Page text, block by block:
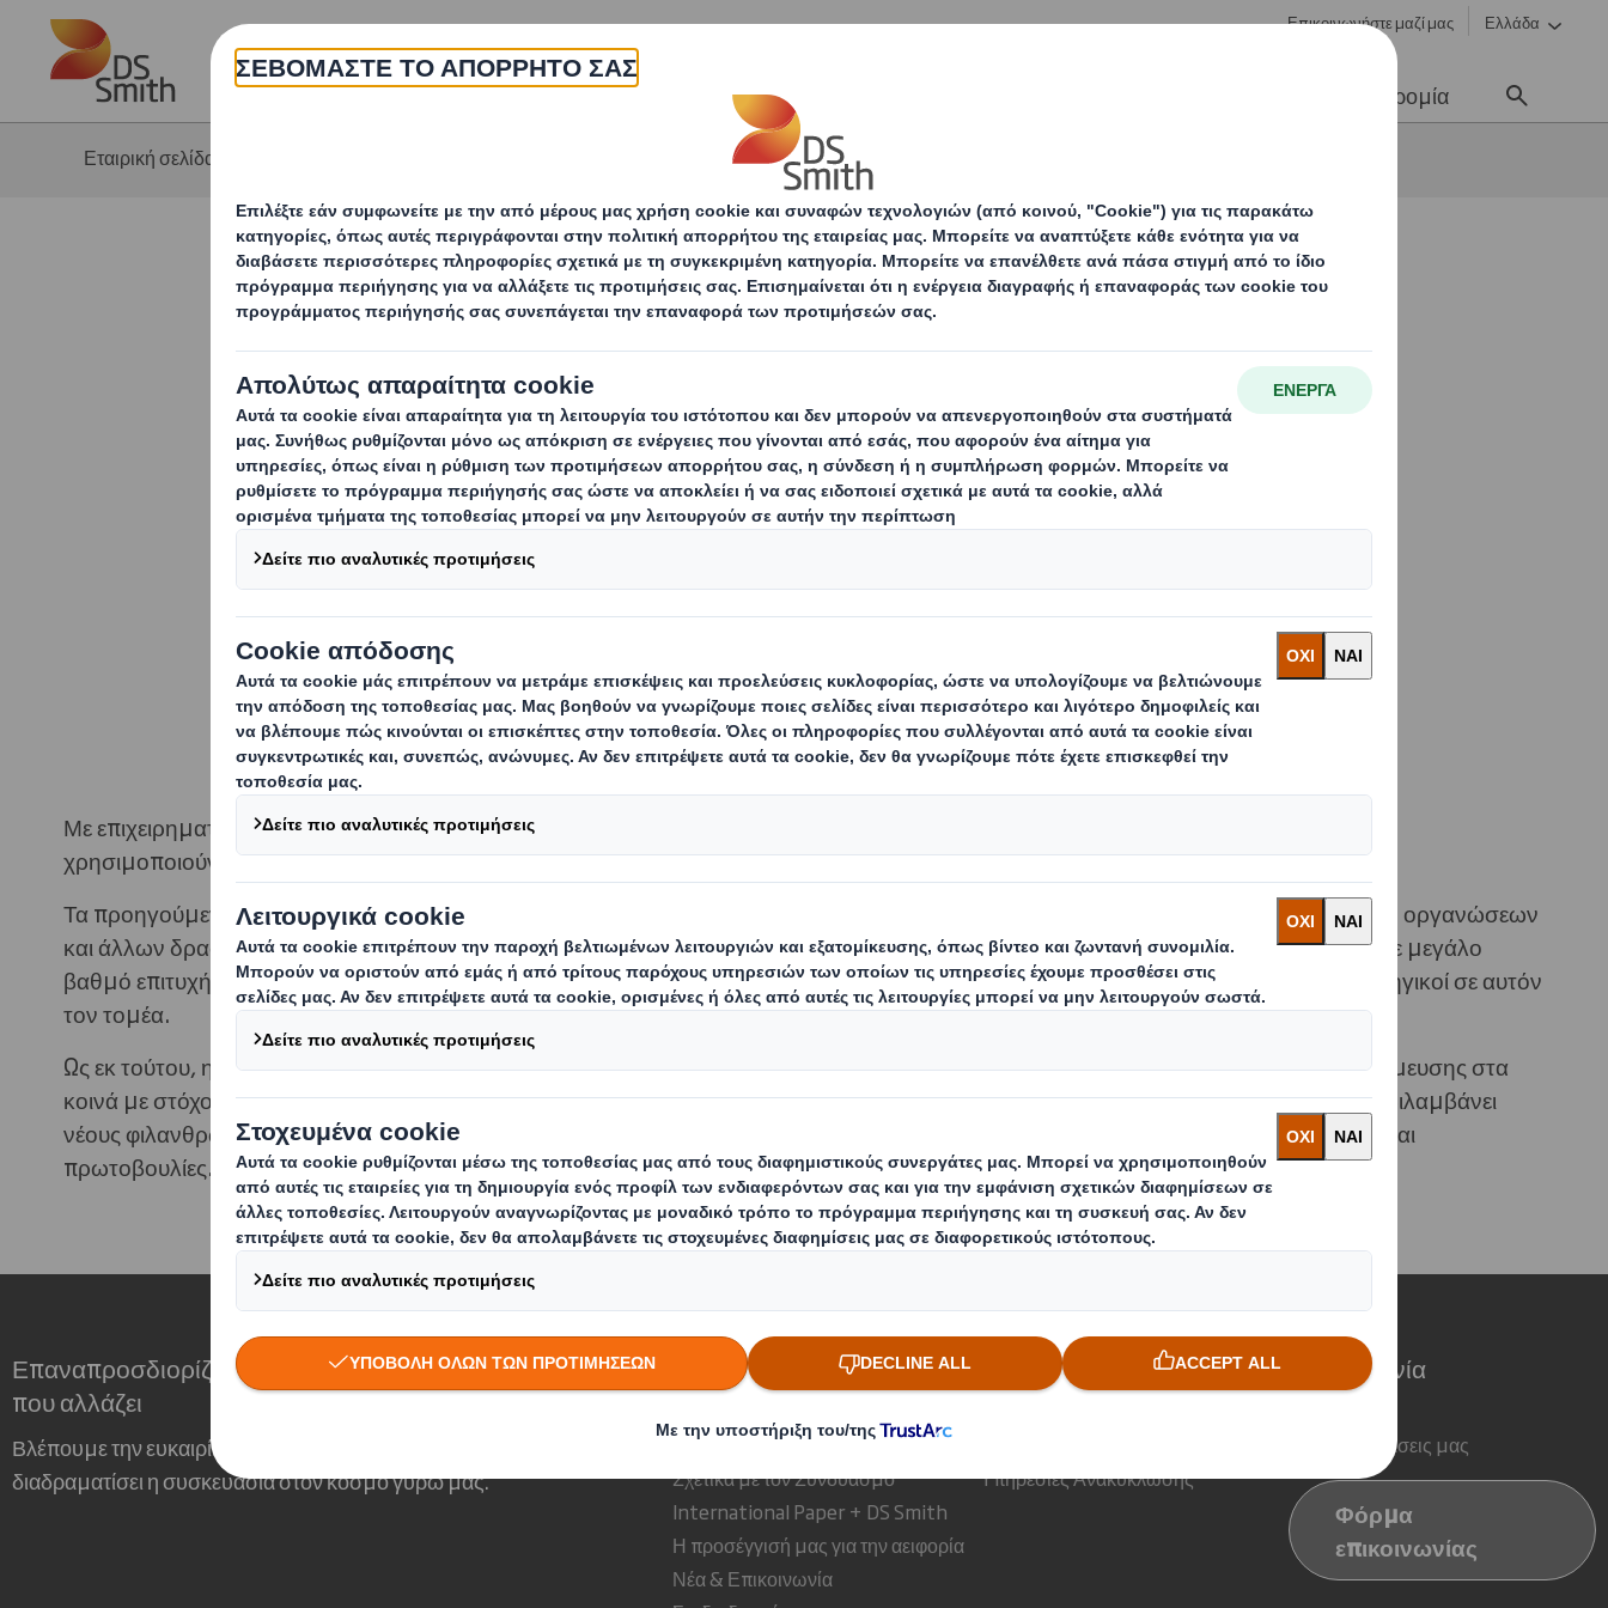
Skip to main content Επικοινωνήστε μαζί μας Ελλάδα
Η εταιρεία Προϊόντα & υπηρεσίες Σταδιοδρομία
Εταιρική σελίδα Κοινοτικές υποθέσεις
Κοινοτικές υποθέσεις
Παρόλο που επηρεάζουμε άμεσα τις ζωές περίπου 32.000
εργαζομένων, η κλίμακα της επιχείρησής μας και η συνδυασμένη
προσέγγισή μας σημαίνει ότι είμαστε σε θέση να αντιμετωπίσουμε
μεγάλες προκλήσεις που αντιμετωπίζουν οι ευρύτερες κοινότητες
στις οποίες δραστηριοποιούμαστε και στις οποίες ζουν οι
εργαζόμενοί μας. Ως επιχείρηση που φροντίζει και είναι υπεύθυνη,
συνεργαζόμαστε με τις τοπικές μας κοινότητες.
Με επιχειρηματικό πνεύμα, οι άνθρωποί μας αναζητούν συνεχώς λύσεις. Γνωρίζουμε ότι οι άνθρωποί μας εκτιμούν τη δυνατότητα να
χρησιμοποιούν τις δεξιότητές τους για να προσφέρουν και να στηρίξουν το μέλλον του τοπικού τους περιβάλλοντος.
Τα προηγούμενα χρόνια, η κοινωνική δέσμευση με τη μορφή συγκέντρωσης χρημάτων, εθελοντισμού, υποστήριξης φιλανθρωπικών οργανώσεων
και άλλων δραστηριοτήτων ήταν κυρίως υπό την καθοδήγηση των εγκαταστάσεων και των εργαζομένων. Αυτή η προσέγγιση ήταν σε μεγάλο
βαθμό επιτυχής: ωστόσο, καθώς συνεχίζουμε να αναπτυσσόμαστε ως επιχείρηση, κατανοούμε τη σημασία του να είμαστε πιο στρατηγικοί σε αυτόν
τον τομέα.
Ως εκ τούτου, η DS Smith βρίσκεται στη διαδικασία ανάπτυξης μιας φιλόδοξης, ενοποιημένης και ριζικά ενισχυμένης στρατηγικής δέσμευσης στα
κοινά με στόχο την αύξηση του αριθμού των τοποθεσιών που συμμετέχουν σε 100 τοις εκατό έως το 2020. Αυτή η στρατηγική θα περιλαμβάνει
νέους φιλανθρωπικούς εταίρους και ένα κοινό πλαίσιο που θα επιτρέπει στις τοποθεσίες να ενωθούν και να εργαστούν για κοινά έργα και
πρωτοβουλίες.
Επαναπροσδιορίζουμε τη συσκευασία για έναν κόσμο
που αλλάζει
Βλέπουμε την ευκαιρία και τον σημαντικό ρόλο που θα
διαδραματίσει η συσκευασία στον κόσμο γύρω μας.
Ποιοι είμαστε
Σχετικά με την International Paper
Σχετικά με τον Συνδυασμό
International Paper + DS Smith
Η προσέγγισή μας για την αειφορία
Νέα & Επικοινωνία
Δραστηριότητα
Υπηρεσίες Ανακύκλωσης
Επικοινωνία
Οι εγκαταστάσεις μας
Φόρμα
επικοινωνίας